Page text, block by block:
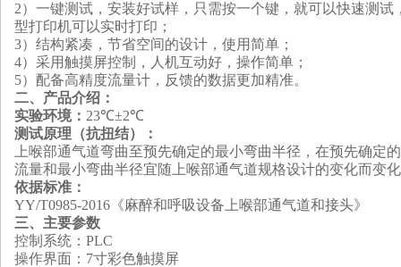
2）一键测试，安装好试样，只需按一个键，就可以快速测
型打印机可以实时打印 ；
3）结构紧凑，节省空间的设计，使用简单 ；
4）采用触摸屏控制
， 人机互动好 ， 操作简单 ；
5）配备高精度流量计，反馈的数据更加精准。
二、产品介绍 ：
实验环境： 23℃±2℃
测试原理 （抗扭结）：
上喉部通气道弯曲至预先确定的最小弯曲半径 ， 在预先确定
流量和最小弯曲半径宜随上喉部通气道规格设计的变化而变
依据标准 ：
YY/T0985-2016《麻醉和呼吸设备上喉部通气道和接头》
三、主要参数
控制系统：PLC
操作界面：7寸彩色触摸屏